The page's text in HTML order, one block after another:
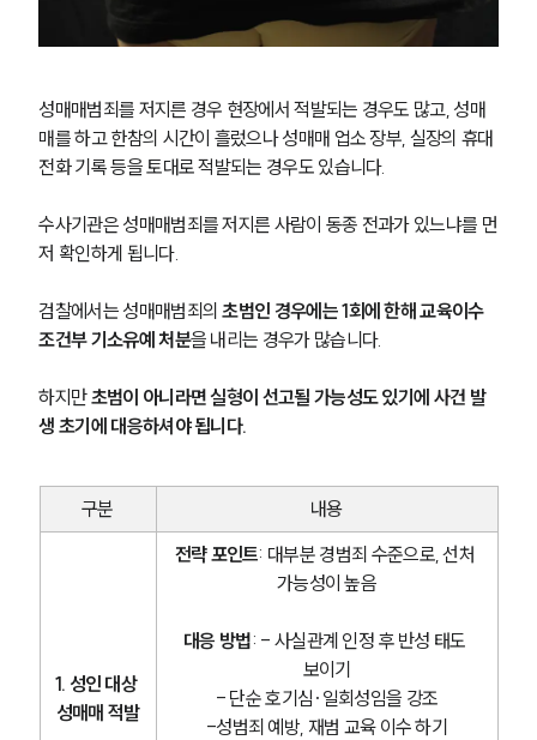
성매매범죄를 저지른 경우 현장에서 적발되는 경우도 많고, 성매
매를 하고 한참의 시간이 흘렀으나 성매매 업소 장부, 실장의 휴대
전화 기록 등을 토대로 적발되는 경우도 있습니다.
수사기관은 성매매범죄를 저지른 사람이 동종 전과가 있느냐를 먼
저 확인하게 됩니다.
검찰에서는 성매매범죄의 초범인 경우에는 1회에 한해 교육이수
조건부 기소유예 처분을 내리는 경우가 많습니다.
하지만 초범이 아니라면 실형이 선고될 가능성도 있기에 사건 발
생 초기에 대응하셔야 됩니다.
구분 내용
1. 성인 대상
성매매 적발
전략 포인트: 대부분 경범죄 수준으로, 선처
가능성이 높음
대응 방법: - 사실관계 인정 후 반성 태도
보이기
- 단순 호기심·일회성임을 강조
-성범죄 예방, 재범 교육 이수 하기